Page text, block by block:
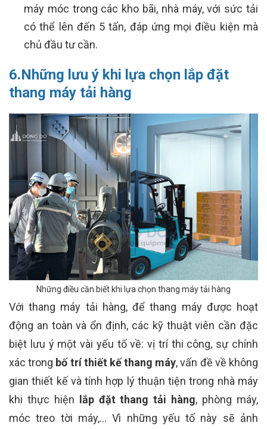
máy móc trong các kho bãi, nhà máy, với sức tải
có thể lên đến 5 tấn, đáp ứng mọi điều kiện mà
chủ đầu tư cần.
6.Những lưu ý khi lựa chọn lắp đặt
thang máy tải hàng
Những điều cần biết khi lựa chọn thang máy tải hàng
Với thang máy tải hàng, để thang máy được hoạt
động an toàn và ổn định, các kỹ thuật viên cần đặc
biệt lưu ý một vài yếu tố về: vị trí thi công, sự chính
xác trong bố trí thiết kế thang máy, vấn đề về không
gian thiết kế và tính hợp lý thuận tiện trong nhà máy
khi thực hiện lắp đặt thang tải hàng, phòng máy,
móc treo tời máy,… Vì những yếu tố này sẽ ảnh